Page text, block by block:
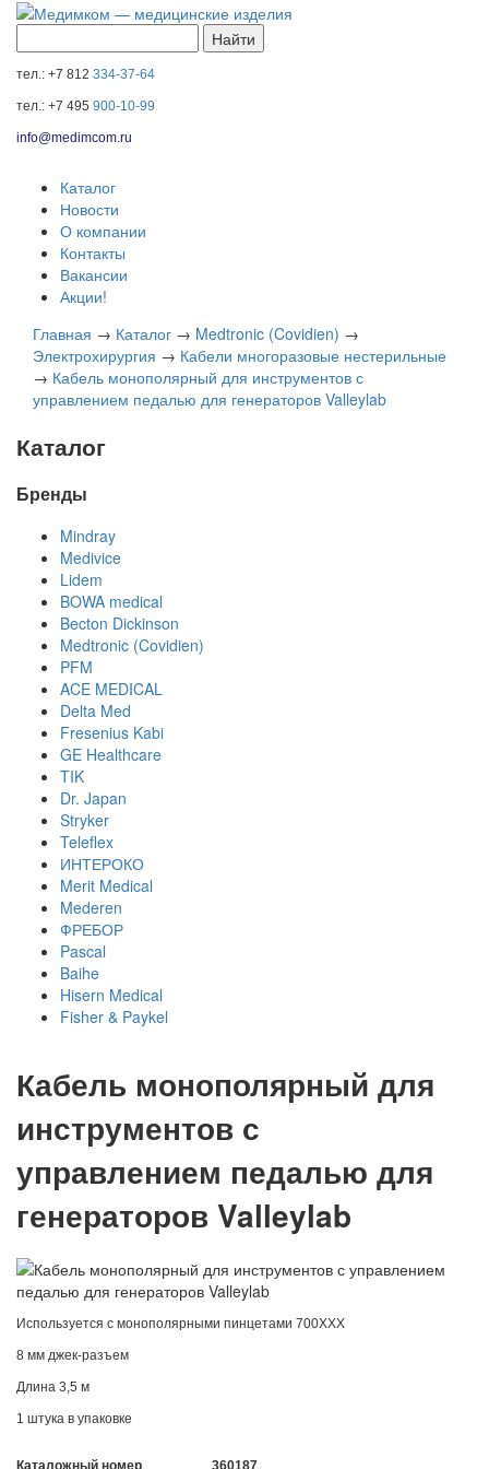
тел.: +7 812 334-37-64
тел.: +7 495 900-10-99
info@medimcom.ru
Каталог
Новости
О компании
Контакты
Вакансии
Акции!
Главная → Каталог → Medtronic (Covidien) →
Электрохирургия → Кабели многоразовые нестерильные
→ Кабель монополярный для инструментов с
управлением педалью для генераторов Valleylab
Каталог
Бренды
Mindray
Medivice
Lidem
BOWA medical
Becton Dickinson
Medtronic (Covidien)
PFM
ACE MEDICAL
Delta Med
Fresenius Kabi
GE Healthcare
TIK
Dr. Japan
Stryker
Teleflex
ИНТЕРОКО
Merit Medical
Mederen
ФРЕБОР
Pascal
Baihe
Hisern Medical
Fisher & Paykel
Кабель монополярный для
инструментов с
управлением педалью для
генераторов Valleylab
Используется с монополярными пинцетами 700XXX
8 мм джек-разъем
Длина 3,5 м
1 штука в упаковке
Каталожный номер 360187